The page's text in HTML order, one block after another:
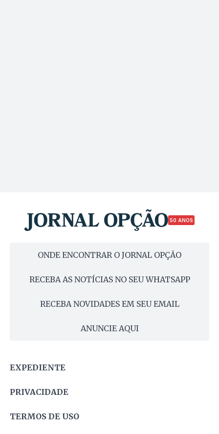
50 ANOS
ONDE ENCONTRAR O JORNAL OPÇÃO
RECEBA AS NOTÍCIAS NO SEU WHATSAPP
RECEBA NOVIDADES EM SEU EMAIL
ANUNCIE AQUI
EXPEDIENTE
PRIVACIDADE
TERMOS DE USO